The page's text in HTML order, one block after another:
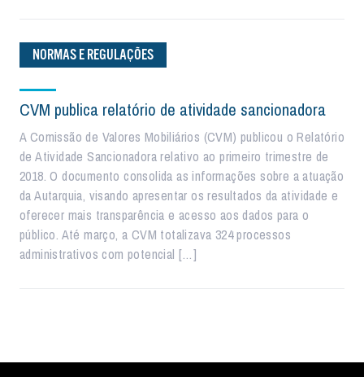
NORMAS E REGULAÇÕES
CVM publica relatório de atividade sancionadora
A Comissão de Valores Mobiliários (CVM) publicou o Relatório
de Atividade Sancionadora relativo ao primeiro trimestre de
2018. O documento consolida as informações sobre a atuação
da Autarquia, visando apresentar os resultados da atividade e
oferecer mais transparência e acesso aos dados para o
público. Até março, a CVM totalizava 324 processos
administrativos com potencial […]